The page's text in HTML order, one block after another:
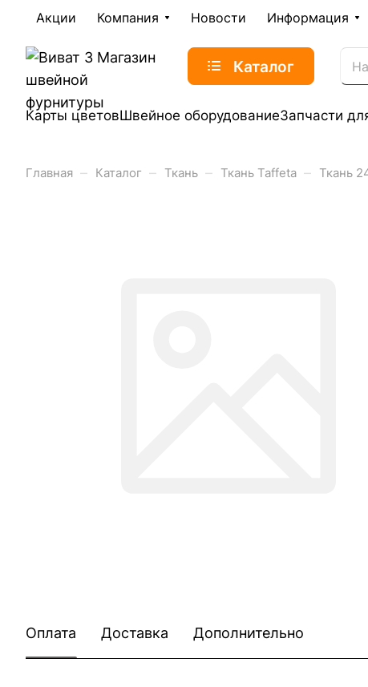
Акции Компания Новости Информация
Каталог
Карты цветовШвейное оборудованиеЗапчасти
Главная – Каталог – Ткань – Ткань Taffeta – Ткань
Оплата Доставка Дополнительно